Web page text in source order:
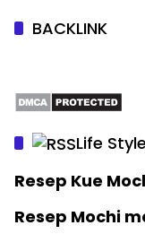
BACKLINK
Life Style
Resep Kue
Resep Mochi